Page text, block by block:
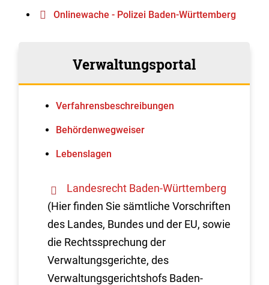
Onlinewache - Polizei Baden-Württemberg
Verwaltungsportal
Verfahrens­beschreibungen
Behördenwegweiser
Lebenslagen
Landesrecht Baden-Württemberg
(Hier finden Sie sämtliche Vorschriften
des Landes, Bundes und der EU, sowie
die Rechtssprechung der
Verwaltungsgerichte, des
Verwaltungsgerichtshofs Baden-